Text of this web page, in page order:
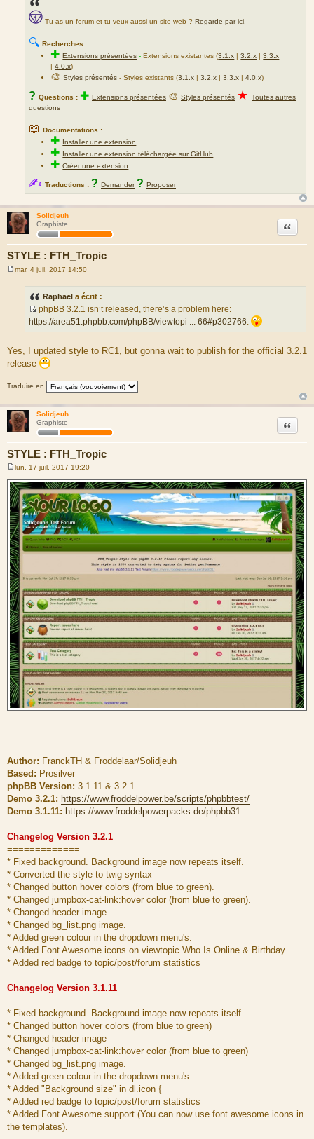
Tu as un forum et tu veux aussi un site web ? Regarde par ici.
🔍 Recherches :
✚Extensions présentées -Extensions existantes (3.1.x |3.2.x |3.3.x
|4.0.x)
🎨Styles présentés - Styles existants (3.1.x |3.2.x |3.3.x |4.0.x)
? Questions : ✚ Extensions présentées 🎨 Styles présentés ★ Toutes autres
questions
📖 Documentations :
✚ Installer une extension
✚ Installer une extension téléchargée sur GitHub
✚Créer une extension
✍ Traductions : ? Demander ? Proposer
Solidjeuh
Graphiste
STYLE : FTH_Tropic
Citation
mar. 4 juil. 2017 14:50
Raphaël a écrit :
S
o
r
c
u
m
e
s
s
a
g
e
phpBB 3.2.1 isn’t released, there’s a problem here:
https://area51.phpbb.com/phpBB/viewtopi ... 66#p302766
Yes, I updated style to RC1, but gonna wait to publish for the official 3.2.1
release
Traduire en
Solidjeuh
Graphiste
STYLE : FTH_Tropic
Citation
e
s
s
a
g
e
lun. 17 juil. 2017 19:20
Author: FranckTH & Froddelaar/Solidjeuh
Based: Prosilver
phpBB Version: 3.1.11 & 3.2.1
Demo 3.2.1: https://www.froddelpower.be/scripts/phpbbtest/
Demo 3.1.11: https://www.froddelpowerpacks.de/phpbb31
Changelog Version 3.2.1
=============
* Fixed background. Background image now repeats itself.
* Converted the style to twig syntax
* Changed button hover colors (from blue to green).
* Changed jumpbox-cat-link:hover color (from blue to green).
* Changed header image.
* Changed bg_list.png image.
* Added green colour in the dropdown menu's.
* Added Font Awesome icons on viewtopic Who Is Online & Birthday.
* Added red badge to topic/post/forum statistics
Changelog Version 3.1.11
=============
* Fixed background. Background image now repeats itself.
* Changed button hover colors (from blue to green)
* Changed header image
* Changed jumpbox-cat-link:hover color (from blue to green)
* Changed bg_list.png image.
* Added green colour in the dropdown menu's
* Added "Background size" in dl.icon {
* Added red badge to topic/post/forum statistics
* Added Font Awesome support (You can now use font awesome icons in
the templates).